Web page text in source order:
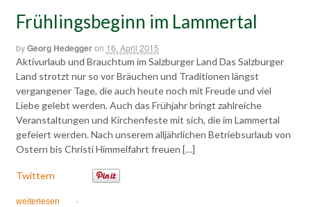
Frühlingsbeginn im Lammertal
byGeorg Hedeggeron 16. April 2015
Aktivurlaub und Brauchtum im Salzburger Land Das Salzburger
Land strotzt nur so vor Bräuchen und Traditionen längst
vergangener Tage, die auch heute noch mit Freude und viel
Liebe gelebt werden. Auch das Frühjahr bringt zahlreiche
Veranstaltungen und Kirchenfeste mit sich, die im Lammertal
gefeiert werden. Nach unserem alljährlichen Betriebsurlaub von
Ostern bis Christi Himmelfahrt freuen […]
Twittern
weiterlesen ·